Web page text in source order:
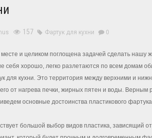
157 Фартук для кухни 0
месте и целиком поглощена задачей сделать нашу
себя хорошо, легко разлетаются по всем домам
для кухни. Это территория между верхними и
от нагрева печки, жирных пятен и воды.
основные достоинства пластикового
большой выбор видов пластика, зависящий